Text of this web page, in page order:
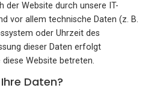
der Website durch unsere IT-
vor allem technische Daten (z. B.
oder Uhrzeit des
dieser Daten erfolgt
Website betreten.
Daten?